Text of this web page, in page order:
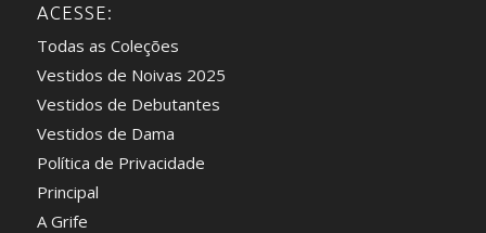
ACESSE:
Todas as Coleções
Vestidos de Noivas 2025
Vestidos de Debutantes
Vestidos de Dama
Política de Privacidade
Principal
A Grife